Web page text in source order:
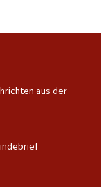
aus der